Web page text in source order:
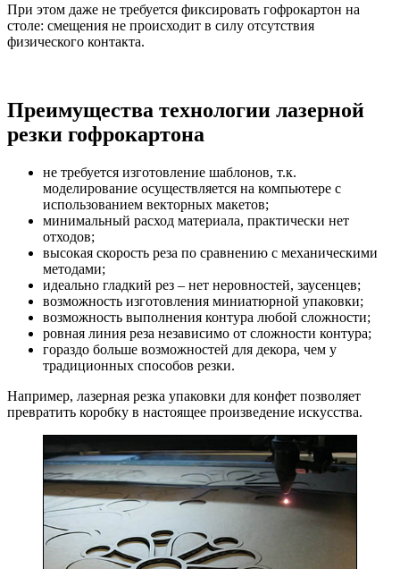
При этом даже не требуется фиксировать гофрокартон на
столе: смещения не происходит в силу отсутствия
физического контакта.
Преимущества технологии лазерной
резки гофрокартона
не требуется изготовление шаблонов, т.к.
моделирование осуществляется на компьютере с
использованием векторных макетов;
минимальный расход материала, практически нет
отходов;
высокая скорость реза по сравнению с механическими
методами;
идеально гладкий рез – нет неровностей, заусенцев;
возможность изготовления миниатюрной упаковки;
возможность выполнения контура любой сложности;
ровная линия реза независимо от сложности контура;
гораздо больше возможностей для декора, чем у
традиционных способов резки.
Например, лазерная резка упаковки для конфет позволяет
превратить коробку в настоящее произведение искусства.